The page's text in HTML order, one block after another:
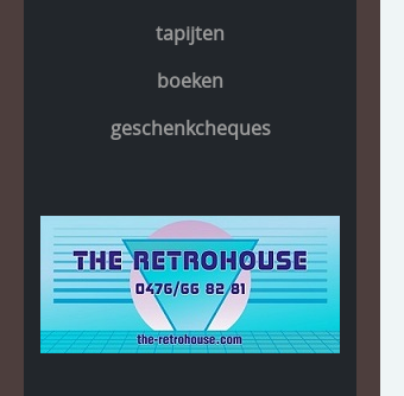
tapijten
boeken
geschenkcheques